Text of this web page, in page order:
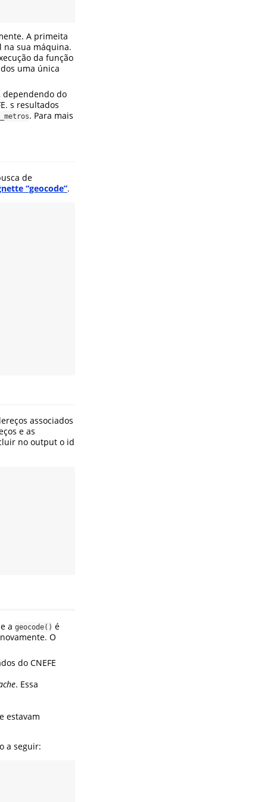
A primeita
na sua máquina.
da função
uma única
dependendo do
s resultados
. Para mais
de
“geocode”.
associados
e as
no output o id
a geocode() é
O
do CNEFE
. Essa
estavam
a seguir: